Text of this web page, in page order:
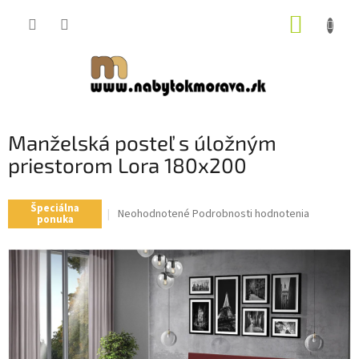
Manželská posteľ s úložným
priestorom Lora 180x200
Špeciálna
ponuka
Priemerné
Neohodnotené Podrobnosti hodnotenia